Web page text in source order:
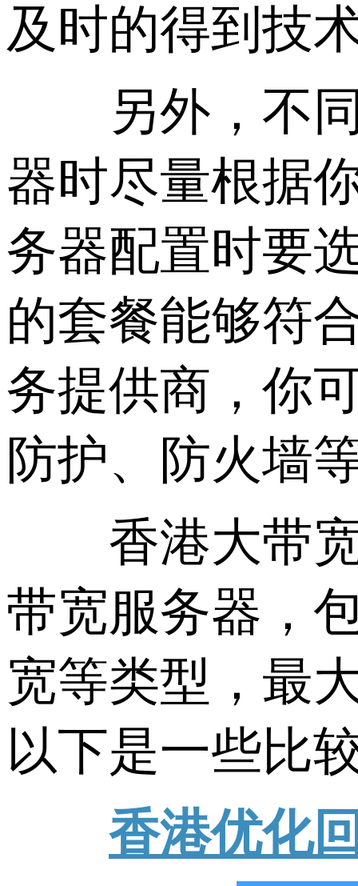
及时的得到技
另外，不同
器时尽量根据
务器配置时要
的套餐能够符
务提供商，你
防护、防火墙
香港大带宽
带宽服务器，
宽等类型，最
以下是一些比
香港优化